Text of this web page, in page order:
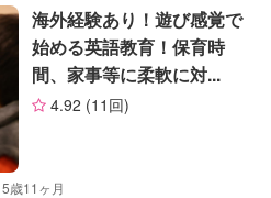
校受験
海外経験あり！遊び感覚で
始める英語教育！保育時
間、家事等に柔軟に対...
4.92 (11回)
歳11ヶ月